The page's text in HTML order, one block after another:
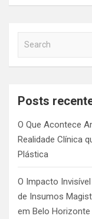
a
c
Posts
O Que Acontece
Realidade Clínica
Plástica
O Impacto
de Insumos
em Belo Horizonte